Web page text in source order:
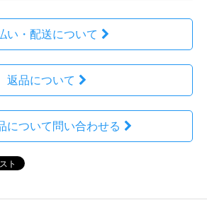
い・配送について
返品について
について問い合わせる